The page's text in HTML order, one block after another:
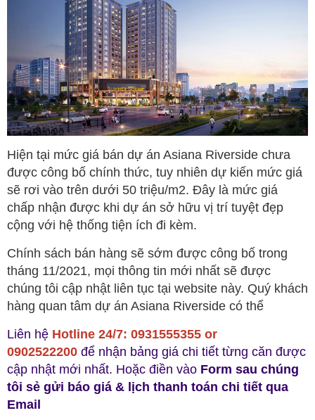
Hiện tại mức giá bán dự án Asiana Riverside chưa
được công bố chính thức, tuy nhiên dự kiến mức giá
sẽ rơi vào trên dưới 50 triệu/m2. Đây là mức giá
chấp nhận được khi dự án sở hữu vị trí tuyệt đẹp
cộng với hệ thống tiện ích đi kèm.
Chính sách bán hàng sẽ sớm được công bố trong
tháng 11/2021, mọi thông tin mới nhất sẽ được
chúng tôi cập nhật liên tục tại website này. Quý khách
hàng quan tâm dự án Asiana Riverside có thể
Liên hệ Hotline 24/7: 0931555355 or
0902522200 để nhận bảng giá chi tiết từng căn được
cập nhật mới nhất. Hoặc điền vào Form sau chúng
tôi sẻ gửi báo giá & lịch thanh toán chi tiết qua
Email